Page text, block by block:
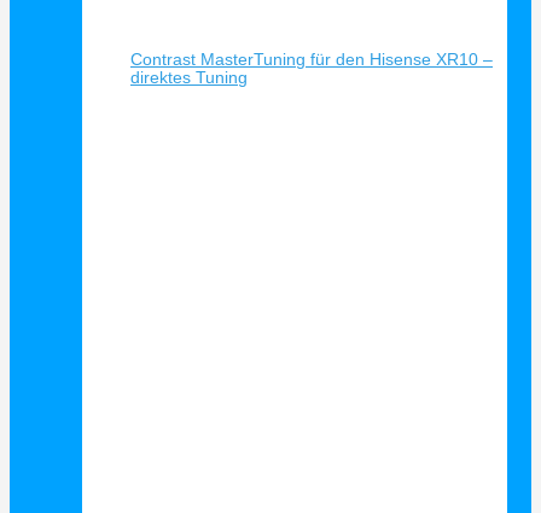
Contrast MasterTuning für den Hisense XR10 –
direktes Tuning